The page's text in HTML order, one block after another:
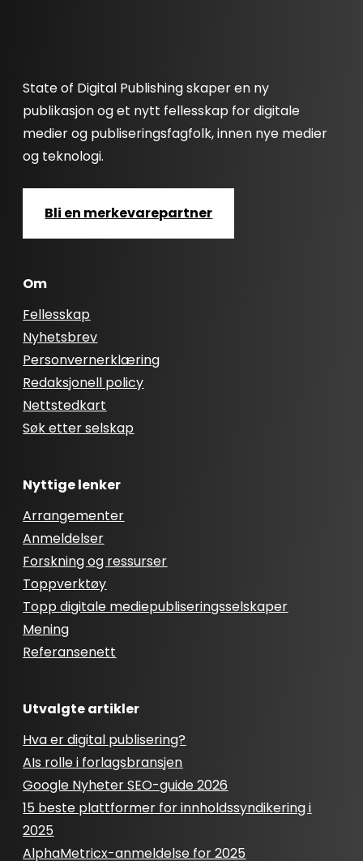
State of Digital Publishing skaper en ny
publikasjon og et nytt fellesskap for digitale
medier og publiseringsfagfolk, innen nye medier
og teknologi.
Bli en merkevarepartner
Om
Fellesskap
Nyhetsbrev
Personvernerklæring
Redaksjonell policy
Nettstedkart
Søk etter selskap
Nyttige lenker
Arrangementer
Anmeldelser
Forskning og ressurser
Toppverktøy
Topp digitale mediepubliseringsselskaper
Mening
Referansenett
Utvalgte artikler
Hva er digital publisering?
AIs rolle i forlagsbransjen
Google Nyheter SEO-guide 2026
15 beste plattformer for innholdssyndikering i
2025
AlphaMetricx-anmeldelse for 2025